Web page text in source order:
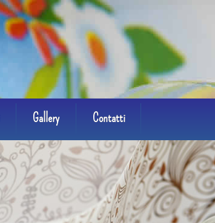
Gallery Contatti